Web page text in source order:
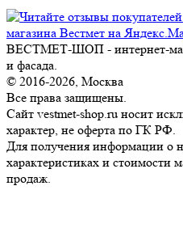
ВЕСТМЕТ-ШОП - интернет-
и фасада.
© 2016-2026, Москва
Все права защищены.
Сайт vestmet-shop.ru носит
характер, не оферта по ГК РФ.
Для получения информации о
характеристиках и стоимости
продаж.